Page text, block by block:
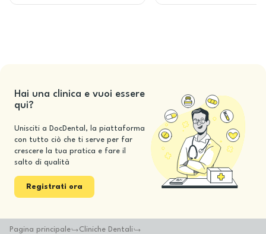
Hai una clinica e vuoi essere
qui?
Unisciti a DocDental, la piattaforma
con tutto ciò che ti serve per far
crescere la tua pratica e fare il
salto di qualità
Registrati ora
Pagina principale
Cliniche Dentali